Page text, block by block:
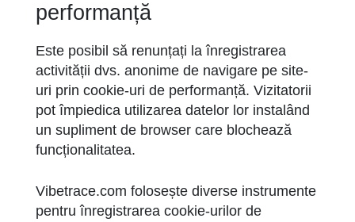
performanță
Este posibil să renunțați la înregistrarea
activității dvs. anonime de navigare pe site-
uri prin cookie-uri de performanță. Vizitatorii
pot împiedica utilizarea datelor lor instalând
un supliment de browser care blochează
funcționalitatea.
Vibetrace.com folosește diverse instrumente
pentru înregistrarea cookie-urilor de